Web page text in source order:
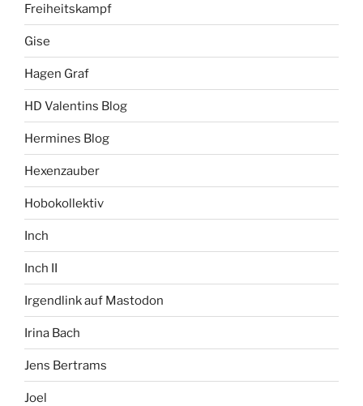
Freiheitskampf
Gise
Hagen Graf
HD Valentins Blog
Hermines Blog
Hexenzauber
Hobokollektiv
Inch
Inch II
Irgendlink auf Mastodon
Irina Bach
Jens Bertrams
Joel